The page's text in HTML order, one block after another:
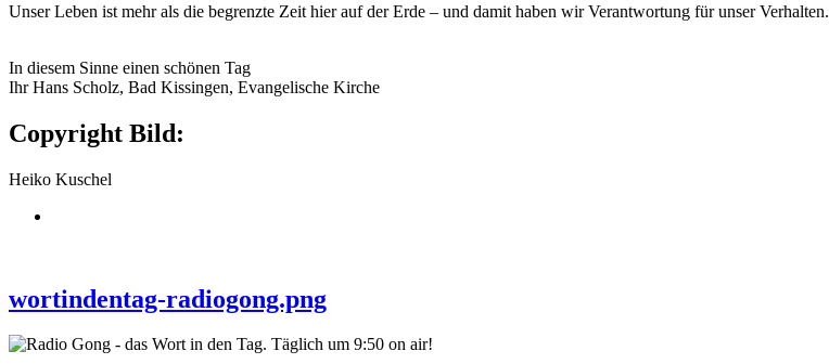
Unser Leben ist mehr als die begrenzte Zeit hier auf der Erde – und damit haben wir Verantwortung für unser Verhalten.
In diesem Sinne einen schönen Tag
Ihr Hans Scholz, Bad Kissingen, Evangelische Kirche
Copyright Bild:
Heiko Kuschel
wortindentag-radiogong.png